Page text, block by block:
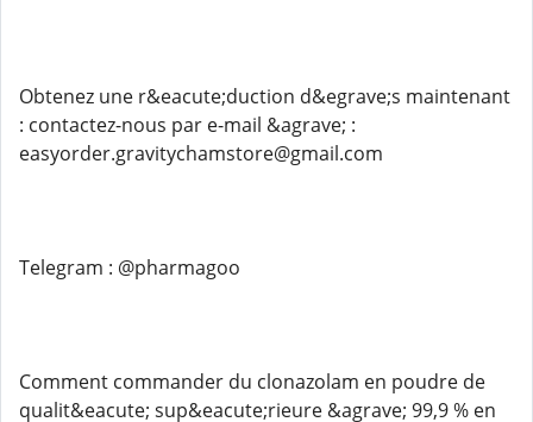
Obtenez une r&eacute;duction d&egrave;s maintenant
: contactez-nous par e-mail &agrave; :
easyorder.gravitychamstore@gmail.com
Telegram : @pharmagoo
Comment commander du clonazolam en poudre de
qualit&eacute; sup&eacute;rieure &agrave; 99,9 % en